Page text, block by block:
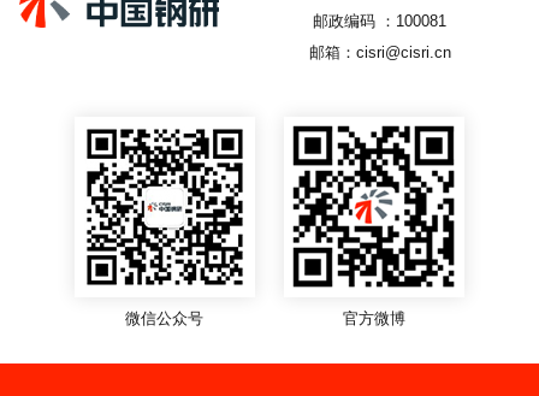
邮政编码 ：100081
邮箱：cisri@cisri.cn
微信公众号 官方微博